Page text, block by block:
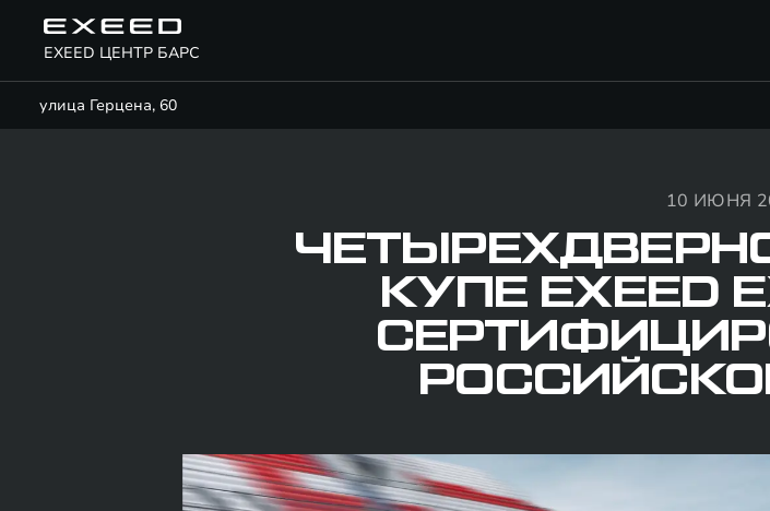
EXEED ЦЕНТР БАРС
улица Герцена, 60
10 ИЮНЯ
КУПЕ EXEED